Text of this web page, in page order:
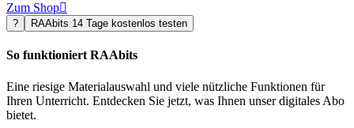
Zum Shop
? RAAbits 14 Tage kostenlos testen
So funktioniert RAAbits
Eine riesige Materialauswahl und viele nützliche Funktionen für
Ihren Unterricht. Entdecken Sie jetzt, was Ihnen unser digitales Abo
bietet.